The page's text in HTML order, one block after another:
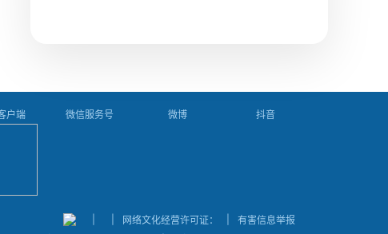
户端 微信服务号 微博 抖音
网络文化经营许可证：
有害信息举报